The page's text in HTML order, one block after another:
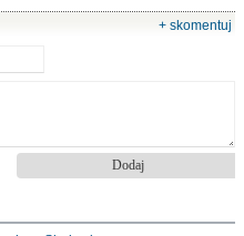
+ skomentuj